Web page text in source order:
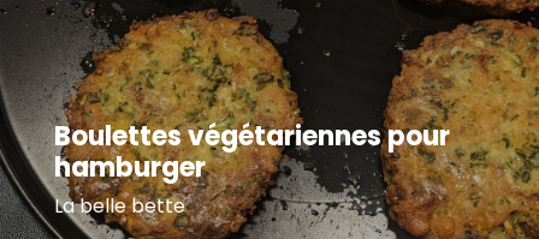
Boulettes végétariennes pour
hamburger
La belle bette